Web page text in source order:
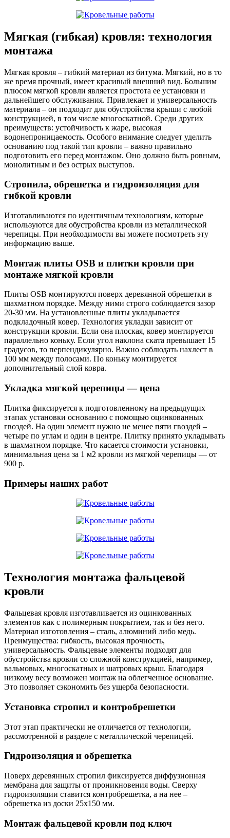
Мягкая (гибкая) кровля: технология
монтажа
Мягкая кровля – гибкий материал из битума. Мягкий, но в то
же время прочный, имеет красивый внешний вид. Большим
плюсом мягкой кровли является простота ее установки и
дальнейшего обслуживания. Привлекает и универсальность
материала – он подходит для обустройства крыши с любой
конструкцией, в том числе многоскатной. Среди других
преимуществ: устойчивость к жаре, высокая
водонепроницаемость. Особого внимание следует уделить
основанию под такой тип кровли – важно правильно
подготовить его перед монтажом. Оно должно быть ровным,
монолитным и без острых выступов.
Стропила, обрешетка и гидроизоляция для
гибкой кровли
Изготавливаются по идентичным технологиям, которые
используются для обустройства кровли из металлической
черепицы. При необходимости вы можете посмотреть эту
информацию выше.
Монтаж плиты OSB и плитки кровли при
монтаже мягкой кровли
Плиты OSB монтируются поверх деревянной обрешетки в
шахматном порядке. Между ними строго соблюдается зазор
20-30 мм. На установленные плиты укладывается
подкладочный ковер. Технология укладки зависит от
конструкции кровли. Если она плоская, ковер монтируется
параллельно коньку. Если угол наклона ската превышает 15
градусов, то перпендикулярно. Важно соблюдать нахлест в
100 мм между полосами. По коньку монтируется
дополнительный слой ковра.
Укладка мягкой церепицы — цена
Плитка фиксируется к подготовленному на предыдущих
этапах установки основанию с помощью оцинкованных
гвоздей. На один элемент нужно не менее пяти гвоздей –
четыре по углам и один в центре. Плитку принято укладывать
в шахматном порядке. Что касается стоимости установки,
минимальная цена за 1 м2 кровли из мягкой черепицы — от
900 р.
Примеры наших работ
Технология монтажа фальцевой
кровли
Фальцевая кровля изготавливается из оцинкованных
элементов как с полимерным покрытием, так и без него.
Материал изготовления – сталь, алюминий либо медь.
Преимущества: гибкость, высокая прочность,
универсальность. Фальцевые элементы подходят для
обустройства кровли со сложной конструкцией, например,
вальмовых, многоскатных и шатровых крыш. Благодаря
низкому весу возможен монтаж на облегченное основание.
Это позволяет сэкономить без ущерба безопасности.
Установка стропил и контробрешетки
Этот этап практически не отличается от технологии,
рассмотренной в разделе с металлической черепицей.
Гидроизоляция и обрешетка
Поверх деревянных стропил фиксируется диффузионная
мембрана для защиты от проникновения воды. Сверху
гидроизоляции ставится контробрешетка, а на нее –
обрешетка из доски 25х150 мм.
Монтаж фальцевой кровли под ключ